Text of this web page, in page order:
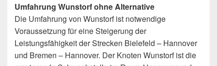
Umfahrung Wunstorf ohne Alternative
Die Umfahrung von Wunstorf ist notwendige
Voraussetzung für eine Steigerung der
Leistungsfähigkeit der Strecken Bielefeld – Hannover
und Bremen – Hannover. Der Knoten Wunstorf ist die